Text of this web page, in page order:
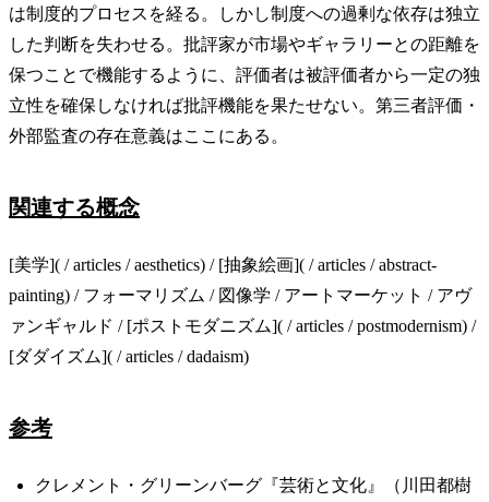
は制度的プロセスを経る。しかし制度への過剰な依存は独立
した判断を失わせる。批評家が市場やギャラリーとの距離を
保つことで機能するように、評価者は被評価者から一定の独
立性を確保しなければ批評機能を果たせない。第三者評価・
外部監査の存在意義はここにある。
関連する概念
[美学]( / articles / aesthetics) / [抽象絵画]( / articles / abstract-
painting) / フォーマリズム / 図像学 / アートマーケット / アヴ
ァンギャルド / [ポストモダニズム]( / articles / postmodernism) /
[ダダイズム]( / articles / dadaism)
参考
クレメント・グリーンバーグ『芸術と文化』（川田都樹